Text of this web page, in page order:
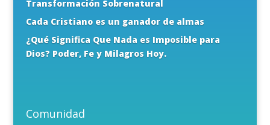
Transformación Sobrenatural
Cada Cristiano es un ganador de almas
¿Qué Significa Que Nada es Imposible para
Dios? Poder, Fe y Milagros Hoy.
Comunidad